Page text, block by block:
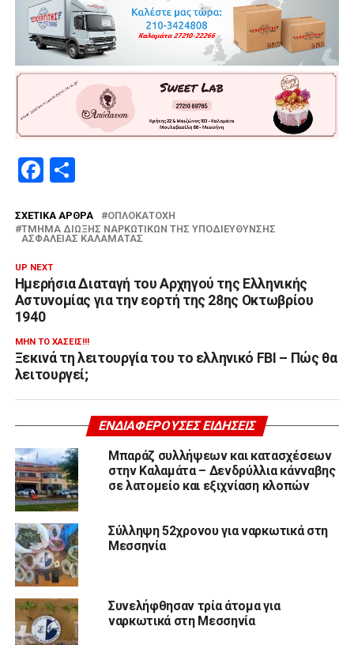
Facebook
Μοιραστείτε
ΣΧΕΤΙΚΆ ΆΡΘΡΑ
ΟΠΛΟΚΑΤΟΧΉ
ΤΜΉΜΑ ΔΊΩΞΗΣ ΝΑΡΚΩΤΙΚΏΝ ΤΗΣ ΥΠΟΔΙΕΎΘΥΝΣΗΣ
ΑΣΦΆΛΕΙΑΣ ΚΑΛΑΜΆΤΑΣ
UP NEXT
Ημερήσια Διαταγή του Αρχηγού της Ελληνικής
Αστυνομίας για την εορτή της 28ης Οκτωβρίου
1940
ΜΗΝ ΤΟ ΧΆΣΕΙΣ!!!
Ξεκινά τη λειτουργία του το ελληνικό FBI – Πώς θα
λειτουργεί;
ΕΝΔΙΑΦΈΡΟΥΣΕΣ ΕΙΔΉΣΕΙΣ
Μπαράζ συλλήψεων και κατασχέσεων
στην Καλαμάτα – Δενδρύλλια κάνναβης
σε λατομείο και εξιχνίαση κλοπών
Σύλληψη 52χρονου για ναρκωτικά στη
Μεσσηνία
Συνελήφθησαν τρία άτομα για
ναρκωτικά στη Μεσσηνία